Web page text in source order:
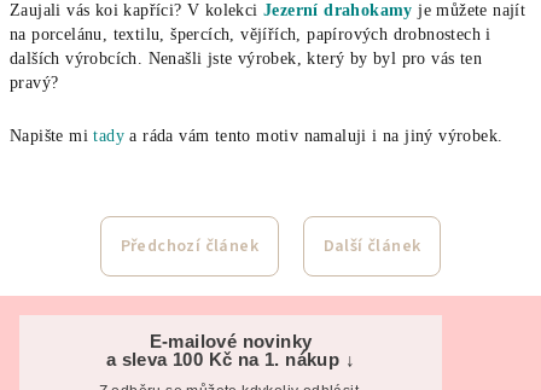
Zaujali vás koi kapříci? V kolekci Jezerní drahokamy je můžete najít
na porcelánu, textilu, špercích, vějířích, papírových drobnostech i
dalších výrobcích. Nenašli jste výrobek, který by byl pro vás ten
pravý?
Napište mitadya ráda vám tento motiv namaluji i na jiný výrobek.
Předchozí článek Další článek
E-mailové novinky
a sleva 100 Kč na 1. nákup ↓